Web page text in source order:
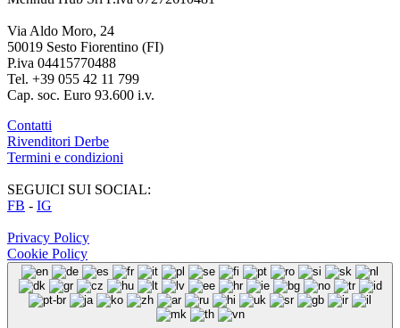
Via Aldo Moro, 24
50019 Sesto Fiorentino (FI)
P.iva 04415770488
Tel. +39 055 42 11 799
Cap. soc. Euro 93.600 i.v.
Contatti
Rivenditori Derbe
Termini e condizioni
SEGUICI SUI SOCIAL:
FB - IG
Privacy Policy
Cookie Policy